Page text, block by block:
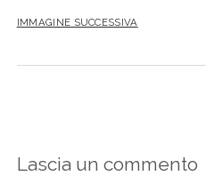
IMMAGINE SUCCESSIVA
Lascia un commento